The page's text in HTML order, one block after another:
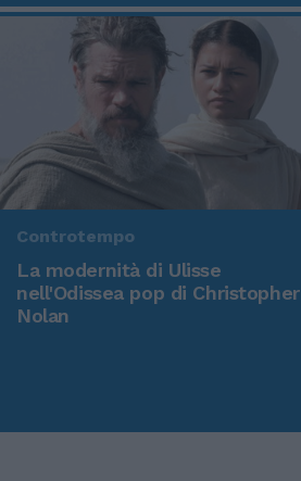
Controtempo
La modernità di Ulisse
nell'Odissea pop di Christopher
Nolan